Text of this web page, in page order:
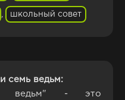
школьный совет
семь ведьм:
ведьм" - это